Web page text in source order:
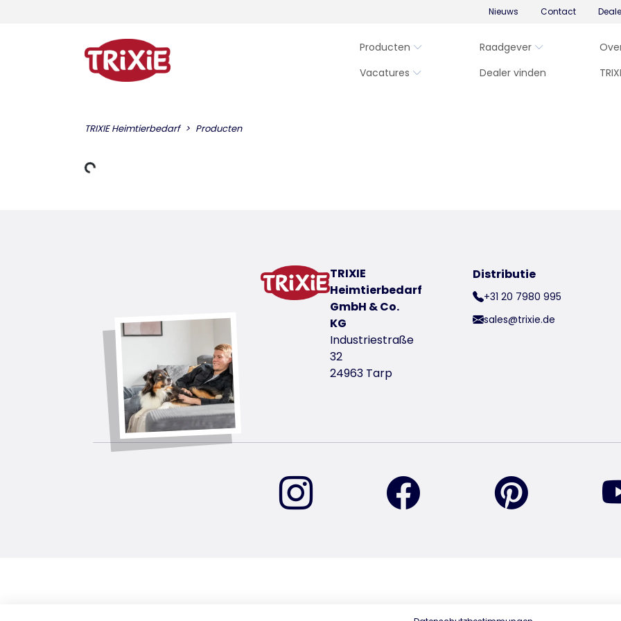
Nieuws Contact
Producten Raadgever
Vacatures
Dealer vinden
TRIXIE Heimtierbedarf Producten
Gegevens laden
TRIXIE
Heimtierbedarf
GmbH & Co.
KG
Industriestraße
32
24963 Tarp
Distributie
+31 20 7980 995
sales@trixie.de
vind ons op Instagramvind ons op Facebook vind ons op